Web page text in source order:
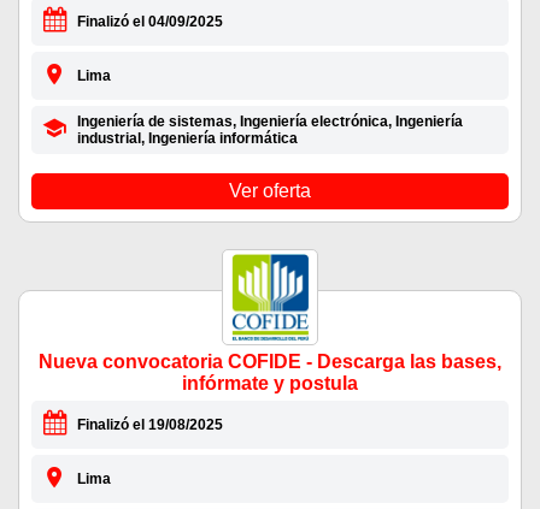
Finalizó el 04/09/2025
Lima
Ingeniería de sistemas, Ingeniería electrónica, Ingeniería
industrial, Ingeniería informática
Ver oferta
Nueva convocatoria COFIDE - Descarga las bases,
infórmate y postula
Finalizó el 19/08/2025
Lima